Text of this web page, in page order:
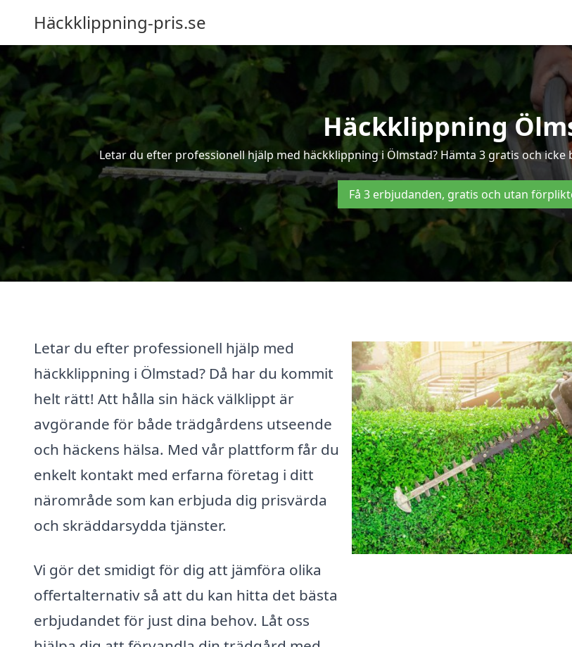
Häckklippning-pris.se
Häckklippning
Letar du efter professionell hjälp med häckklippning i Ölmstad? Hämta 3 gratis och
Få 3 erbjudanden, gratis och utan
Letar du efter professionell hjälp med
häckklippning i Ölmstad? Då har du kommit
helt rätt! Att hålla sin häck välklippt är
avgörande för både trädgårdens utseende
och häckens hälsa. Med vår plattform får du
enkelt kontakt med erfarna företag i ditt
närområde som kan erbjuda dig prisvärda
och skräddarsydda tjänster.
Vi gör det smidigt för dig att jämföra olika
offertalternativ så att du kan hitta det bästa
erbjudandet för just dina behov. Låt oss